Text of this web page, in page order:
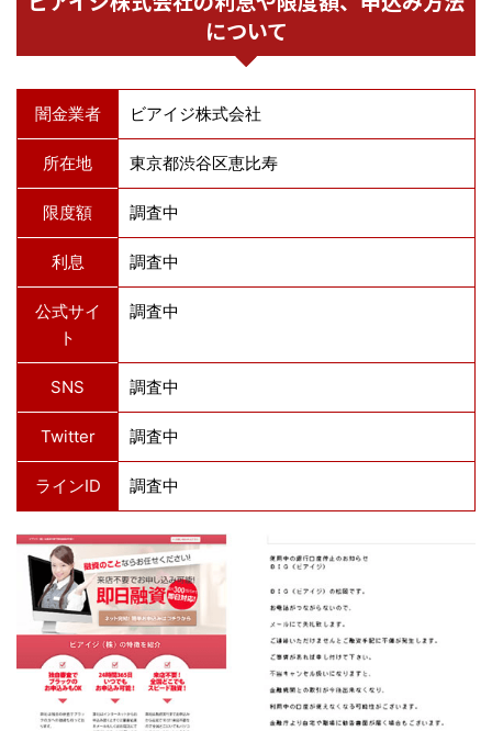
について
闇金業者 ビアイジ株式会社
所在地 東京都渋谷区恵比寿
限度額 調査中
利息 調査中
公式サイ
ト
調査中
SNS 調査中
Twitter 調査中
ラインID 調査中